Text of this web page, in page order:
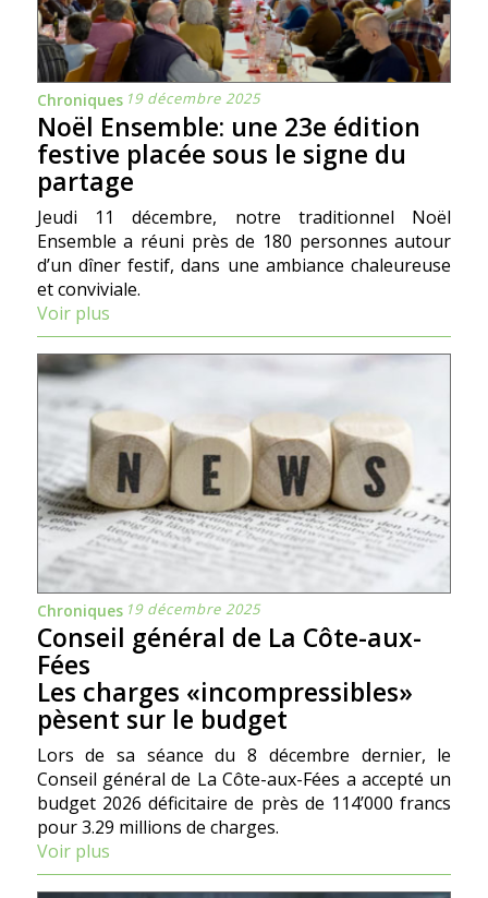
Chroniques 19 décembre 2025
Noël Ensemble: une 23e édition
festive placée sous le signe du
partage
Jeudi 11 décembre, notre traditionnel Noël
Ensemble a réuni près de 180 personnes autour
d’un dîner festif, dans une ambiance chaleureuse
et conviviale.
Voir plus
Chroniques 19 décembre 2025
Conseil général de La Côte-aux-
Fées
Les charges «incompressibles»
pèsent sur le budget
Lors de sa séance du 8 décembre dernier, le
Conseil général de La Côte-aux-Fées a accepté un
budget 2026 déficitaire de près de 114’000 francs
pour 3.29 millions de charges.
Voir plus